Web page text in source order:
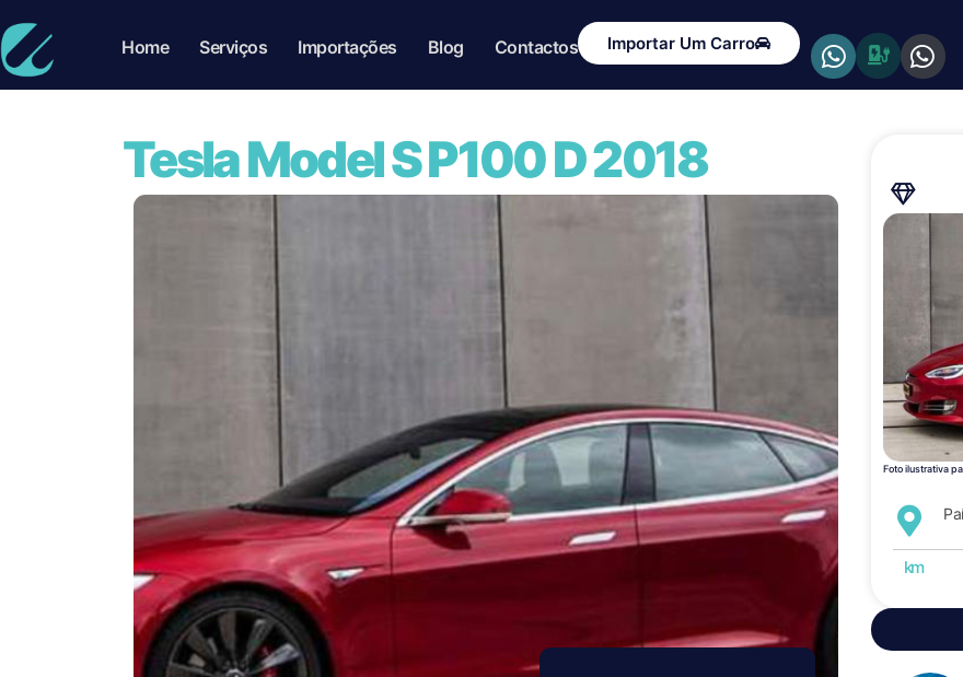
Home Serviços Importações Blog Contactos Importar Um Carro
Tesla Model S P100 D 2018
Foto ilustrativa
km